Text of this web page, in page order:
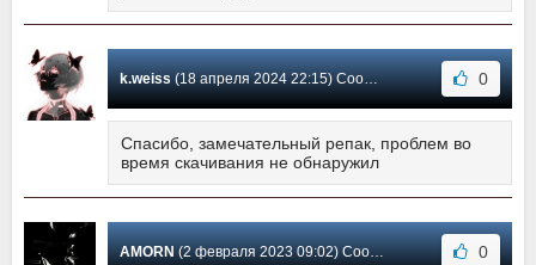
k.weiss(18 апреля 2024 22:15) Сообщение #15 0
Спасибо, замечательный репак, проблем во
время скачивания не обнаружил
AMORN(2 февраля 2023 09:02) Сообщение #14 0